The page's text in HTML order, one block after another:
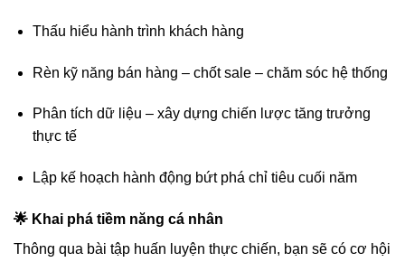
Thấu hiểu hành trình khách hàng
Rèn kỹ năng bán hàng – chốt sale – chăm sóc hệ thống
Phân tích dữ liệu – xây dựng chiến lược tăng trưởng
thực tế
Lập kế hoạch hành động bứt phá chỉ tiêu cuối năm
🌟 Khai phá tiềm năng cá nhân
Thông qua bài tập huấn luyện thực chiến, bạn sẽ có cơ hội